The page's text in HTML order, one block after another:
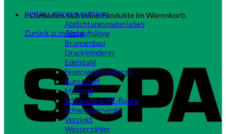
Es befinden sich keine Produkte im Warenkorb.
Zurück zum Shop
INSTALLATIONSMATERIAL
Abdichtungsmaterialien
Auslaufhähne
Brunnenbau
Druckminderer
Edelstahl
Feuerwehramaturen
Kunststoff
Messing
Schläuche & PE-Rohre
Schwimmerventil
Verzinkt
Wasserzähler